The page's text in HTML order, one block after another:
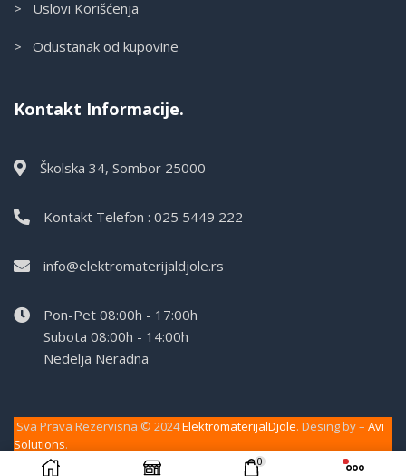
> Uslovi Korišćenja
> Odustanak od kupovine
Kontakt Informacije.
Školska 34, Sombor 25000
Kontakt Telefon : 025 5449 222
info@elektromaterijaldjole.rs
Pon-Pet 08:00h - 17:00h
Subota 08:00h - 14:00h
Nedelja Neradna
Sva Prava Rezervisna © 2024ElektromaterijalDjole. Desing by – Avi
Solutions.
0